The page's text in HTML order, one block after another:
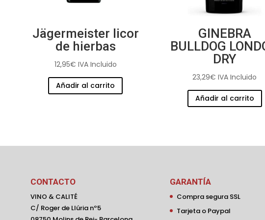
Jägermeister licor
de hierbas
12,95€ IVA Incluido
Añadir al carrito
GINEBRA
BULLDOG
DRY
23,29€ IVA Incluido
Añadir al carrito
CONTACTO
VINO & CALITÉ
C/ Roger de Llúria nº5
GARANTÍA
Compra segura SSL
Tarjeta o Paypal